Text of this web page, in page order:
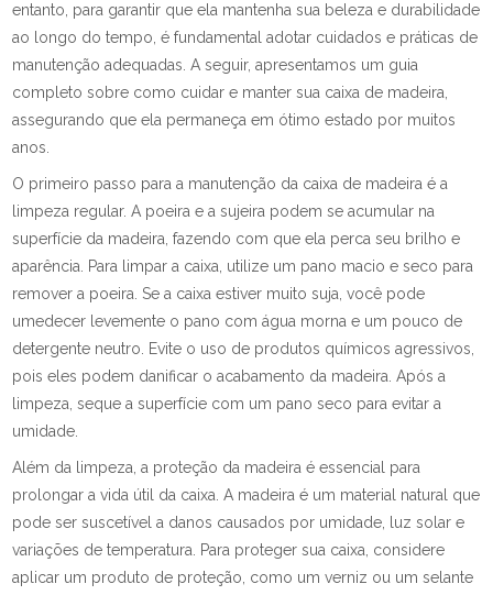
entanto, para garantir que ela mantenha sua beleza e durabilidade
ao longo do tempo, é fundamental adotar cuidados e práticas de
manutenção adequadas. A seguir, apresentamos um guia
completo sobre como cuidar e manter sua caixa de madeira,
assegurando que ela permaneça em ótimo estado por muitos
anos.
O primeiro passo para a manutenção da caixa de madeira é a
limpeza regular. A poeira e a sujeira podem se acumular na
superfície da madeira, fazendo com que ela perca seu brilho e
aparência. Para limpar a caixa, utilize um pano macio e seco para
remover a poeira. Se a caixa estiver muito suja, você pode
umedecer levemente o pano com água morna e um pouco de
detergente neutro. Evite o uso de produtos químicos agressivos,
pois eles podem danificar o acabamento da madeira. Após a
limpeza, seque a superfície com um pano seco para evitar a
umidade.
Além da limpeza, a proteção da madeira é essencial para
prolongar a vida útil da caixa. A madeira é um material natural que
pode ser suscetível a danos causados por umidade, luz solar e
variações de temperatura. Para proteger sua caixa, considere
aplicar um produto de proteção, como um verniz ou um selante